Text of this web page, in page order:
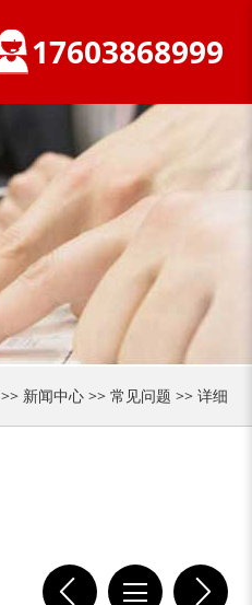
17603868999
>> 新闻中心 >> 常见问题 >> 详细